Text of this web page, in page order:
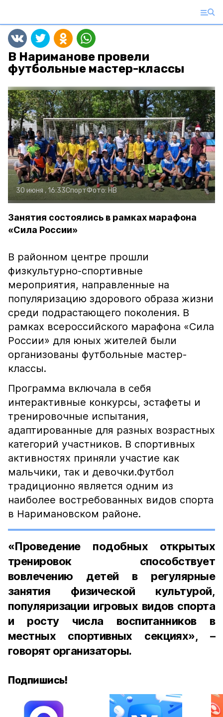
В Нариманове провели
футбольные мастер-классы
30 июня , 16:33СпортФото:НВ
Занятия состоялись в рамках марафона
«Сила России»
В районном центре прошли
физкультурно-спортивные
мероприятия, направленные на
популяризацию здорового образа жизни
среди подрастающего поколения. В
рамках всероссийского марафона «Сила
России» для юных жителей были
организованы футбольные мастер-
классы.
Программа включала в себя
интерактивные конкурсы, эстафеты и
тренировочные испытания,
адаптированные для разных возрастных
категорий участников. В спортивных
активностях приняли участие как
мальчики, так и девочки.Футбол
традиционно является одним из
наиболее востребованных видов спорта
в Наримановском районе.
«Проведение подобных открытых
тренировок способствует
вовлечению детей в регулярные
занятия физической культурой,
популяризации игровых видов спорта
и росту числа воспитанников в
местных спортивных секциях», –
говорят организаторы.
Подпишись!